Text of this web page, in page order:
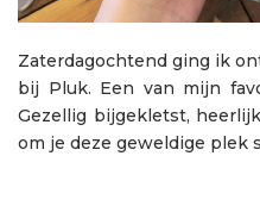
Zaterdagochtend ging ik
bij Pluk. Een van mijn
Gezellig bijgekletst,
om je deze geweldige plek